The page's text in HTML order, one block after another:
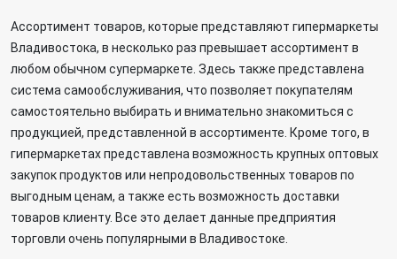
Ассортимент товаров, которые представляют гипермаркеты
Владивостока, в несколько раз превышает ассортимент в
любом обычном супермаркете. Здесь также представлена
система самообслуживания, что позволяет покупателям
самостоятельно выбирать и внимательно знакомиться с
продукцией, представленной в ассортименте. Кроме того, в
гипермаркетах представлена возможность крупных оптовых
закупок продуктов или непродовольственных товаров по
выгодным ценам, а также есть возможность доставки
товаров клиенту. Все это делает данные предприятия
торговли очень популярными в Владивостоке.